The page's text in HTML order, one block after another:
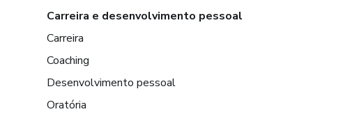
Carreira e desenvolvimento pessoal
Carreira
Coaching
Desenvolvimento pessoal
Oratória